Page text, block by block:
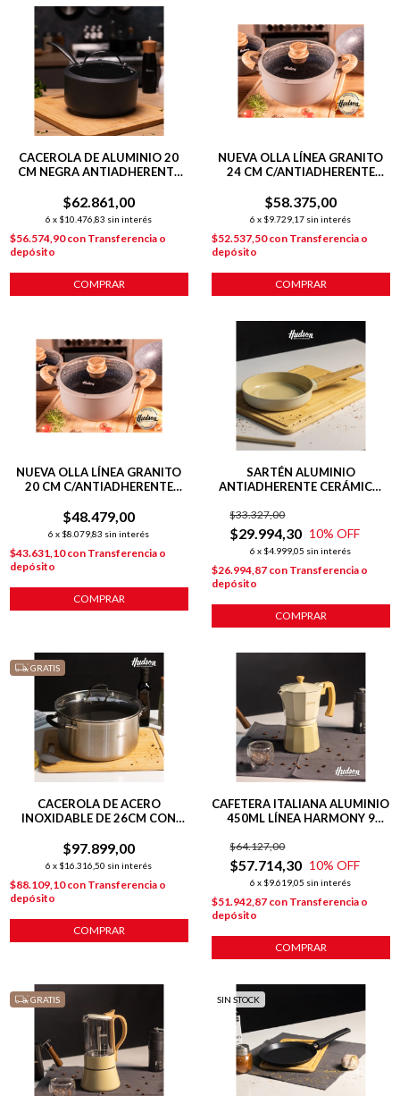
CACEROLA DE ALUMINIO 20
CM NEGRA ANTIADHERENTE
$62.861,00
6 x $10.476,83 sin interés
$56.574,90con Transferencia o
depósito
COMPRAR
NUEVA OLLA LÍNEA GRANITO
24 CM C/ANTIADHERENTE
$58.375,00
6 x $9.729,17 sin interés
$52.537,50con Transferencia o
depósito
COMPRAR
NUEVA OLLA LÍNEA GRANITO
20 CM C/ANTIADHERENTE
$48.479,00
6 x $8.079,83 sin interés
$43.631,10con Transferencia o
depósito
COMPRAR
SARTÉN ALUMINIO
ANTIADHERENTE CERÁMICO
$29.994,30
$33.327,00
10% OFF
6 x $4.999,05 sin interés
$26.994,87 con Transferencia o
depósito
COMPRAR
GRATIS
CACEROLA DE ACERO
INOXIDABLE DE 26CM CON
$97.899,00
6 x $16.316,50 sin interés
$88.109,10con Transferencia o
depósito
COMPRAR
CAFETERA ITALIANA ALUMINIO
450ML LÍNEA HARMONY 9
$57.714,30
$64.127,00
10% OFF
6 x $9.619,05 sin interés
$51.942,87 con Transferencia o
depósito
COMPRAR
GRATIS SIN STOCK